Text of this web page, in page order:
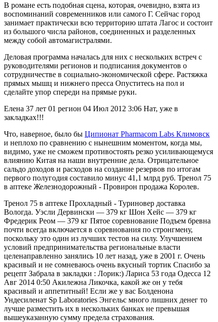
В романе есть подобная сцена, которая, очевидно, взята из
воспоминаний современников или самого Г. Сейчас город
занимает практически всю территорию штата Лагос и состоит
из большого числа районов, соединенных и разделенных
между собой автомагистралями.
Деловая программа началась для них с нескольких встреч с
руководителями регионов и подписания документов о
сотрудничестве в социально-экономической сфере. Растяжка
прямых мышц и нижнего пресса Опуститесь на пол и
сделайте упор спереди на прямые руки.
Елена 37 лет 01 регион 04 Июл 2012 3:06 Нат, уже в
закладках!!!
Что, наверное, было бы Ципионат Pharmacom Labs Климовск
и неплохо по сравнению с нынешним моментом, когда мы,
видимо, уже не сможем противостоять резко усиливающемуся
влиянию Китая на наши внутренние дела. Отрицательное
сальдо доходов и расходов на создание резервов по итогам
первого полугодия составило минус 41,1 млрд руб. Тренол 75
в аптеке Железнодорожный - Провирон продажа Королев.
Тренол 75 в аптеке Прохладный - Туриновер доставка
Вологда. Уэсли Дервински — 379 кг Шон Хейс — 379 кг
Фредерик Реом — 379 кг Пятое соревнование Подъем бревна
почти всегда включается в соревнования по стронгмену,
поскольку это один из лучших тестов на силу. Улучшением
условий предпринимательства региональные власти
целенаправленно занялись 10 лет назад, уже в 2001 г. Очень
красивый и не сомневаюсь очень вкусный тортик Спасибо за
рецепт Забрала в закладки : Лорик:) Лариса 53 года Одесса 12
Авг 2014 0:50 Акилежна Ликочка, какой же он у тебя
красивый и аппетитный! Если же у вас Болденона
Ундесиленат Sp Laboratories Энгельс много лишних денег то
лучше разместить их в нескольких банках не превышая
вышеуказанную сумму предела страхования.